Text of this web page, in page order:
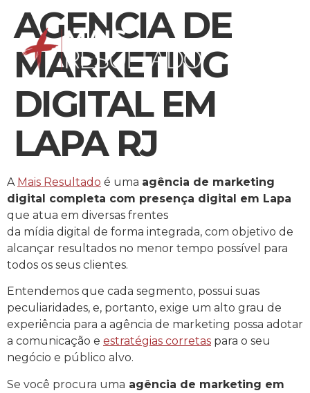
AGENCIA DE
MARKETING
DIGITAL EM
LAPA RJ
A Mais Resultado é uma agência de marketing
digital completa com presença digital em Lapa
que atua em diversas frentes
da mídia digital de forma integrada, com objetivo de
alcançar resultados no menor tempo possível para
todos os seus clientes.
Entendemos que cada segmento, possui suas
peculiaridades, e, portanto, exige um alto grau de
experiência para a agência de marketing possa adotar
a comunicação e estratégias corretas para o seu
negócio e público alvo.
Se você procura uma agência de marketing em